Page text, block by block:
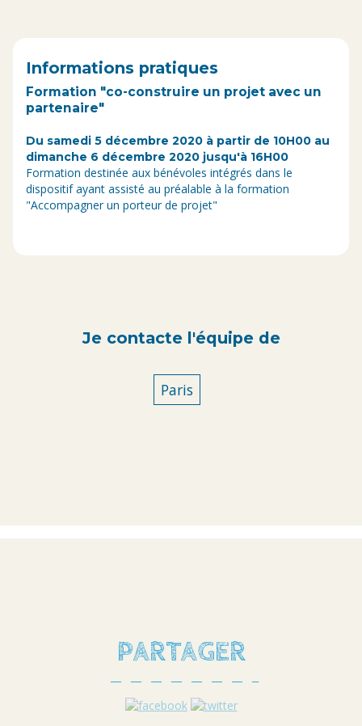
Informations pratiques
Formation "co-construire un projet avec un
partenaire"
Du samedi 5 décembre 2020 à partir de 10H00 au
dimanche 6 décembre 2020 jusqu'à 16H00
Formation destinée aux bénévoles intégrés dans le
dispositif ayant assisté au préalable à la formation
"Accompagner un porteur de projet"
Je contacte l'équipe de
Paris
PARTAGER